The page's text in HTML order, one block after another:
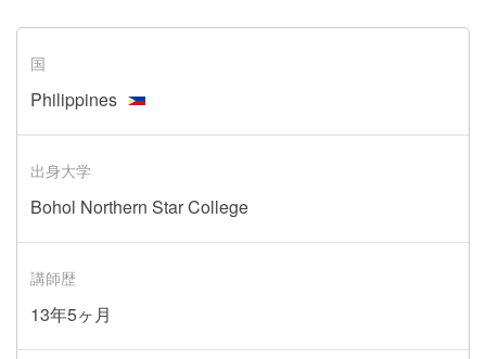
国
Philippines
出身大学
Bohol Northern Star College
講師歴
13年5ヶ月